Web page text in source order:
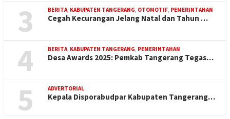
3 BERITA, KABUPATEN TANGERANG, OTOMOTIF, PEMERINTAHAN
Cegah Kecurangan Jelang Natal dan Tahun …
4 BERITA, KABUPATEN TANGERANG, PEMERINTAHAN
Desa Awards 2025: Pemkab Tangerang Tegas…
5 ADVERTORIAL
Kepala Disporabudpar Kabupaten Tangerang…